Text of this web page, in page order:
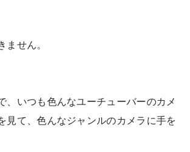
ません。
、いつも色んなユーチューバーのカメ
見て、色んなジャンルのカメラに手を